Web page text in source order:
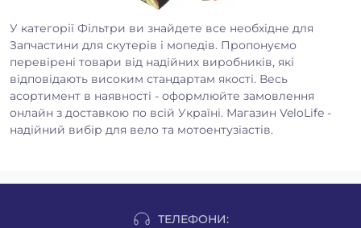
У категорії Фільтри ви знайдете все необхідне для
Запчастини для скутерів і мопедів. Пропонуємо
перевірені товари від надійних виробників, які
відповідають високим стандартам якості. Весь
асортимент в наявності - оформлюйте замовлення
онлайн з доставкою по всій Україні. Магазин VeloLife -
надійний вибір для вело та мотоентузіастів.
ТЕЛЕФОНИ: